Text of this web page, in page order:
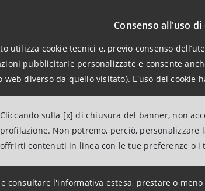
Consenso all'uso di
utilizza cookie tecnici e, previo consenso
pubblicitarie personalizzate e consente
web diverso da quello visitato). L'uso dei cookie
Cliccando sulla [x] di chiusura del banner, non
profilazione. Non potremo, perciò, personalizzare
offrirti contenuti in linea con le tue preferenze o i
consultare l'informativa estesa, prestare o
BEI/FEI volta a sostenere gli investimenti
finanziarie e, adesso, anche con uno
innovativi. In tale contesto
specializzazione per individuare e
Beatrice Covassi, Capo della
al credito e maggiori possibilità di
piccole e medie imprese italiane. Grazie al